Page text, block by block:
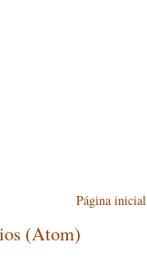
Página inicial
(Atom)